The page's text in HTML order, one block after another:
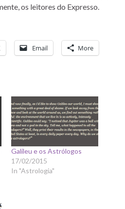
os leitores do Expresso.
Email More
Galileu e os Astrólogos
17/02/2015
In "Astrologia"